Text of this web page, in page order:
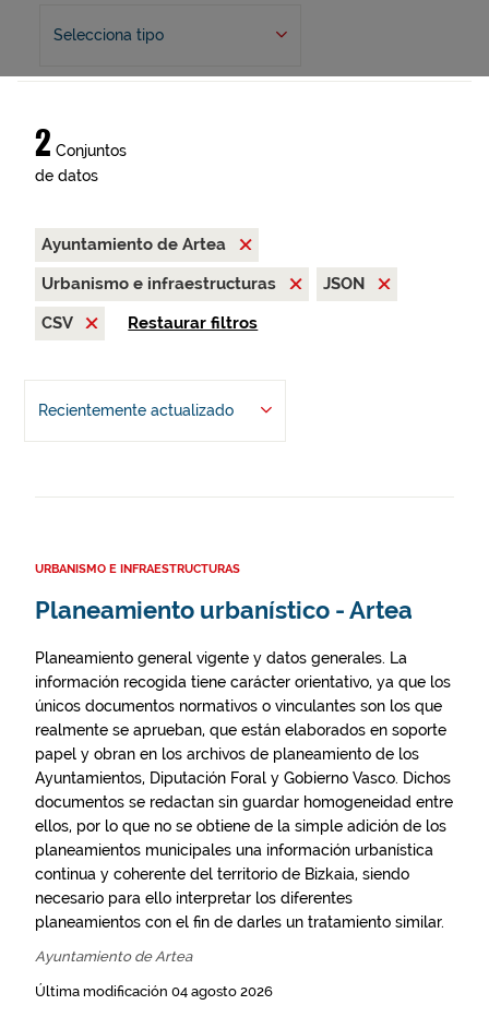
Selecciona tipo
2 Conjuntos
de datos
Ayuntamiento de Artea
Urbanismo e infraestructuras
JSON
CSV
Restaurar filtros
Recientemente actualizado
URBANISMO E INFRAESTRUCTURAS
Planeamiento urbanístico - Artea
Planeamiento general vigente y datos generales. La
información recogida tiene carácter orientativo, ya que los
únicos documentos normativos o vinculantes son los que
realmente se aprueban, que están elaborados en soporte
papel y obran en los archivos de planeamiento de los
Ayuntamientos, Diputación Foral y Gobierno Vasco. Dichos
documentos se redactan sin guardar homogeneidad entre
ellos, por lo que no se obtiene de la simple adición de los
planeamientos municipales una información urbanística
continua y coherente del territorio de Bizkaia, siendo
necesario para ello interpretar los diferentes
planeamientos con el fin de darles un tratamiento similar.
Ayuntamiento de Artea
Última modificación 04 agosto 2026